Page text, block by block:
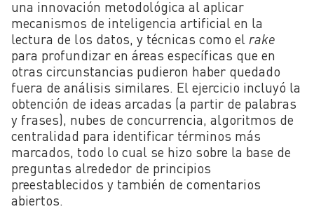
una innovación metodológica al aplicar
mecanismos de inteligencia artificial en la
lectura de los datos, y técnicas como el rake
para profundizar en áreas específicas que en
otras circunstancias pudieron haber quedado
fuera de análisis similares. El ejercicio incluyó la
obtención de ideas arcadas (a partir de palabras
y frases), nubes de concurrencia, algoritmos de
centralidad para identificar términos más
marcados, todo lo cual se hizo sobre la base de
preguntas alrededor de principios
preestablecidos y también de comentarios
abiertos.